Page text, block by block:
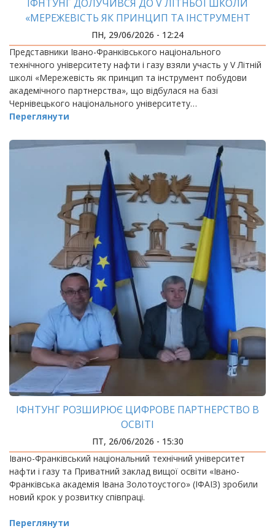
ІФНТУНГ ДОЛУЧИВСЯ ДО V ЛІТНЬОЇ ШКОЛИ
«МЕРЕЖЕВІСТЬ ЯК ПРИНЦИП ТА ІНСТРУМЕНТ
ПОБУДОВИ АКАДЕМІЧНОГО ПАРТНЕРСТВА»
ПН, 29/06/2026 - 12:24
Представники Івано-Франківського національного
технічного університету нафти і газу взяли участь у V Літній
школі «Мережевість як принцип та інструмент побудови
академічного партнерства», що відбулася на базі
Чернівецького національного університету…
Переглянути
ІФНТУНГ РОЗШИРЮЄ ЦИФРОВЕ ПАРТНЕРСТВО В
ОСВІТІ
ПТ, 26/06/2026 - 15:30
Івано-Франківський національний технічний університет
нафти і газу та Приватний заклад вищої освіти «Івано-
Франківська академія Івана Золотоустого» (ІФАІЗ) зробили
новий крок у розвитку співпраці.
Переглянути